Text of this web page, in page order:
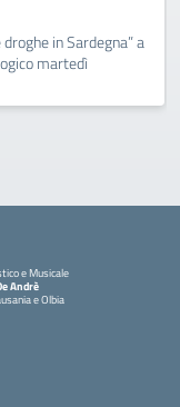
in Sardegna” a
martedì
e Musicale
Andrè
e Olbia
pagina iniziale della scuola